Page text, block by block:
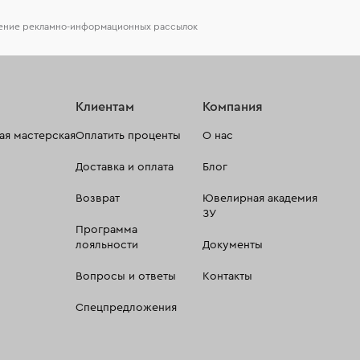
рекламно-информационных рассылок
мастерская
Клиентам
Оплатить проценты
Доставка и оплата
Возврат
Программа
лояльности
Вопросы и ответы
Спецпредложения
Компания
О нас
Блог
Ювелирная академия
ЗУ
Документы
Контакты